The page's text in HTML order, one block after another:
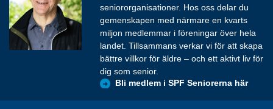
seniororganisationer. Hos oss delar du
gemenskapen med närmare en kvarts
miljon medlemmar i föreningar över hela
landet. Tillsammans verkar vi för att skapa
bättre villkor för äldre – och ett aktivt liv för
dig som senior.
Bli medlem i SPF Seniorerna här